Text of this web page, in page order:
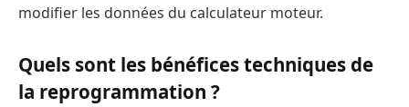
modifier les données du calculateur moteur.
Quels sont les bénéfices techniques de
la reprogrammation ?